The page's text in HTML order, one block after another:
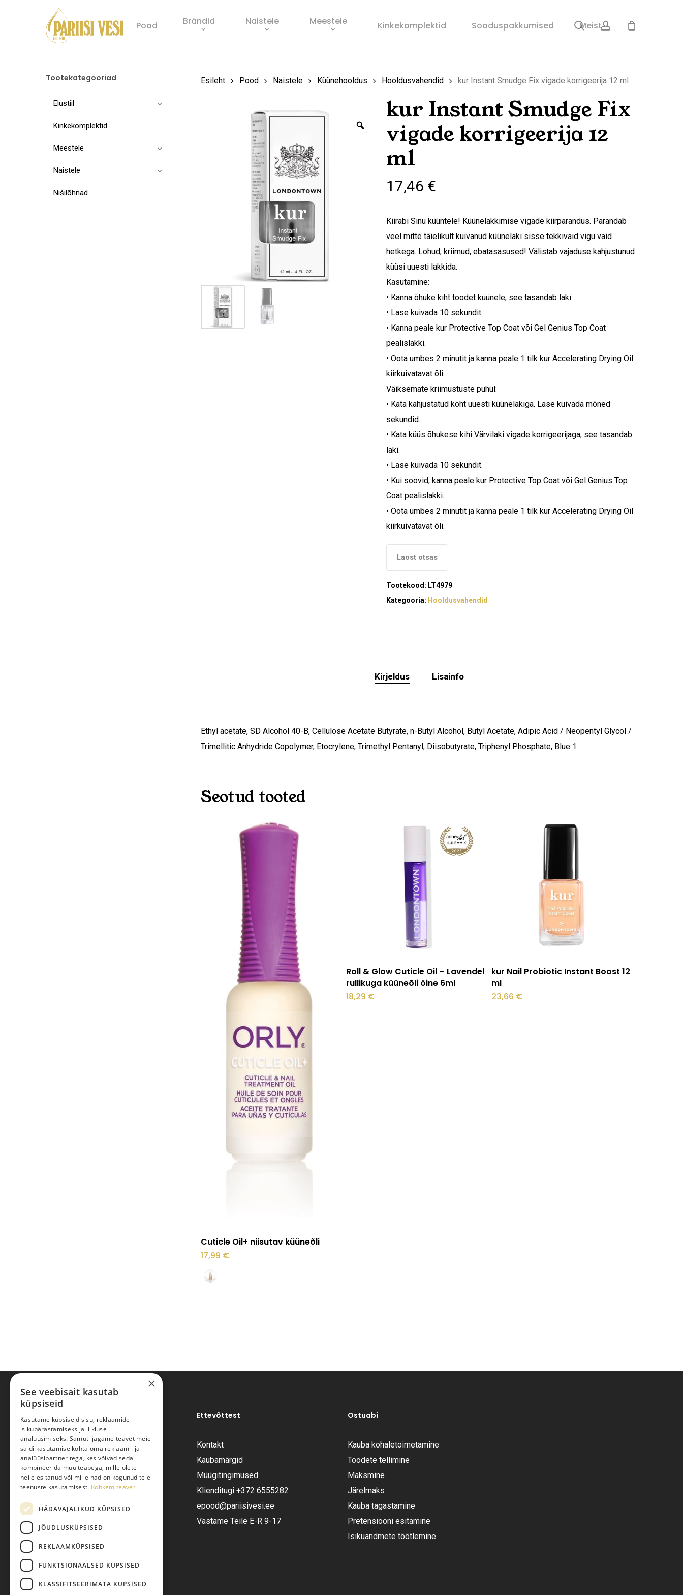
Pood Brändid Naistele Meestele Kinkekomplektid Sooduspakkumised Meist
search account
Ostukorv
Mine poodi
Tootekategooriad
Elustiil
Kinkekomplektid
Meestele
Naistele
Nišilõhnad
Esileht Pood Naistele Küünehooldus Hooldusvahendid kur Instant Smudge Fix vigade korrigeerija 12 ml
kur Instant Smudge Fix
vigade korrigeerija 12
ml
17,46 €
Kiirabi Sinu küüntele! Küünelakkimise vigade kiirparandus. Parandab
veel mitte täielikult kuivanud küünelaki sisse tekkivaid vigu vaid
hetkega. Lohud, kriimud, ebatasasused! Välistab vajaduse kahjustunud
küüsi uuesti lakkida.
Kasutamine:
• Kanna õhuke kiht toodet küünele, see tasandab laki.
• Lase kuivada 10 sekundit.
• Kanna peale kur Protective Top Coat või Gel Genius Top Coat
pealislakki.
• Oota umbes 2 minutit ja kanna peale 1 tilk kur Accelerating Drying Oil
kiirkuivatavat õli.
Väiksemate kriimustuste puhul:
• Kata kahjustatud koht uuesti küünelakiga. Lase kuivada mõned
sekundid.
• Kata küüs õhukese kihi Värvilaki vigade korrigeerijaga, see tasandab
laki.
• Lase kuivada 10 sekundit.
• Kui soovid, kanna peale kur Protective Top Coat või Gel Genius Top
Coat pealislakki.
• Oota umbes 2 minutit ja kanna peale 1 tilk kur Accelerating Drying Oil
kiirkuivatavat õli.
Laost otsas
Tootekood: LT4979
Kategooria: Hooldusvahendid
Kirjeldus Lisainfo
Ethyl acetate, SD Alcohol 40-B, Cellulose Acetate Butyrate, n-Butyl Alcohol, Butyl Acetate, Adipic Acid / Neopentyl Glycol /
Trimellitic Anhydride Copolymer, Etocrylene, Trimethyl Pentanyl, Diisobutyrate, Triphenyl Phosphate, Blue 1
Seotud tooted
Vali
mitu
Cuticle Oil+ niisutav küüneõli
17,99 €
Lisa korvi
Roll & Glow Cuticle Oil – Lavendel
rullikuga küüneõli öine 6ml
18,29 €
Lisa korvi
kur Nail Probiotic Instant Boost 12
ml
23,66 €
Pariisi Vesi OÜ
Tüve 54-2, Tallinn 13418
Telefon: +372 6555282
E-post: epood@pariisivesi.ee
Ettevõttest
Kontakt
Kaubamärgid
Müügitingimused
Klienditugi +372 6555282
epood@pariisivesi.ee
Vastame Teile E-R 9-17
Ostuabi
Kauba kohaletoimetamine
Toodete tellimine
Maksmine
Järelmaks
Kauba tagastamine
Pretensiooni esitamine
Isikuandmete töötlemine
×
See veebisait kasutab
küpsiseid
Kasutame küpsiseid sisu, reklaamide
isikupärastamiseks ja liikluse
analüüsimiseks. Samuti jagame teavet meie
saidi kasutamise kohta oma reklaami- ja
analüüsipartneritega, kes võivad seda
kombineerida muu teabega, mille olete
neile esitanud või mille nad on kogunud teie
teenuste kasutamisest. Rohkem teavet
HÄDAVAJALIKUD KÜPSISED
JÕUDLUSKÜPSISED
REKLAAMKÜPSISED
FUNKTSIONAALSED KÜPSISED
KLASSIFITSEERIMATA KÜPSISED